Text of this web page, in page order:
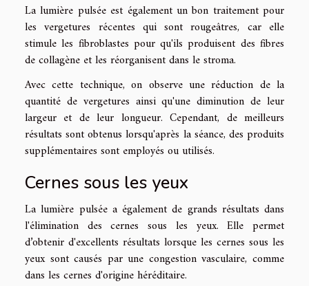
La lumière pulsée est également un bon traitement pour
les vergetures récentes qui sont rougeâtres, car elle
stimule les fibroblastes pour qu'ils produisent des fibres
de collagène et les réorganisent dans le stroma.
Avec cette technique, on observe une réduction de la
quantité de vergetures ainsi qu'une diminution de leur
largeur et de leur longueur. Cependant, de meilleurs
résultats sont obtenus lorsqu'après la séance, des produits
supplémentaires sont employés ou utilisés.
Cernes sous les yeux
La lumière pulsée a également de grands résultats dans
l'élimination des cernes sous les yeux. Elle permet
d’obtenir d'excellents résultats lorsque les cernes sous les
yeux sont causés par une congestion vasculaire, comme
dans les cernes d'origine héréditaire.